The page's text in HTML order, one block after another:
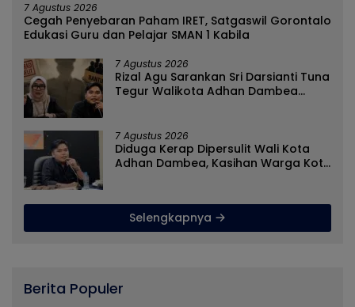
7 Agustus 2026
Cegah Penyebaran Paham IRET, Satgaswil Gorontalo
Edukasi Guru dan Pelajar SMAN 1 Kabila
7 Agustus 2026
Rizal Agu Sarankan Sri Darsianti Tuna
Tegur Walikota Adhan Dambea
7 Agustus 2026
Diduga Kerap Dipersulit Wali Kota
Adhan Dambea, Kasihan Warga Kota
Selengkapnya
Berita Populer